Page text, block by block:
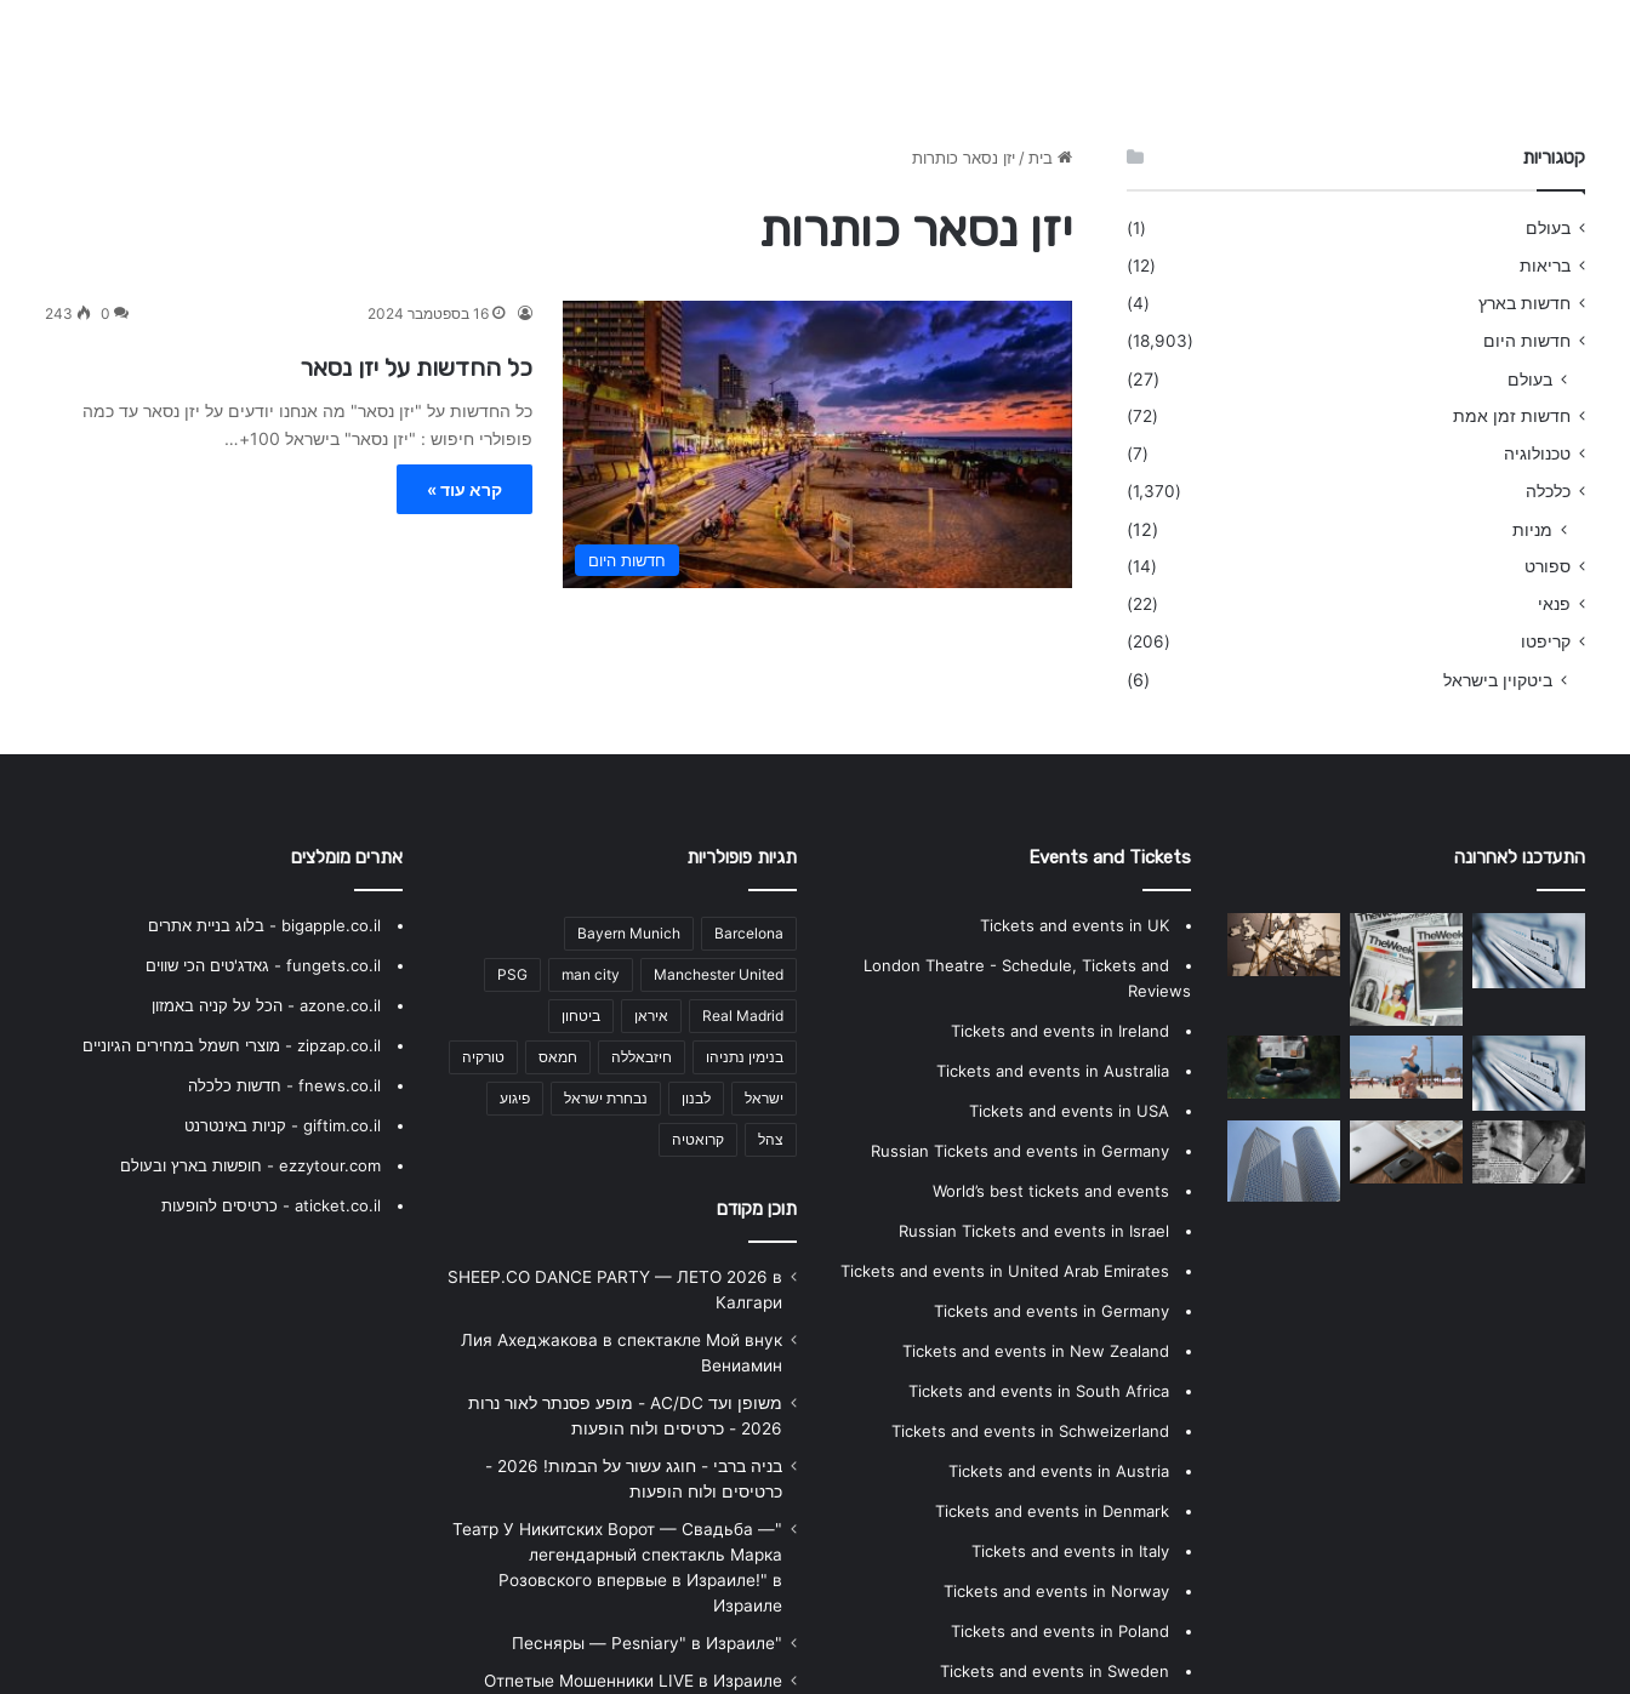
בית / יזן נסאר כותרות
יזן נסאר כותרות
חדשות היום
16 בספטמבר 2024 0
243
כל החדשות על יזן נסאר
כל החדשות על "יזן נסאר" מה אנחנו יודעים על יזן נסאר עד כמה
פופולרי חיפוש : "יזן נסאר" בישראל 100+…
קרא עוד »
קטגוריות
בעולם
(1)
בריאות
(12)
חדשות בארץ
(4)
חדשות היום
(18,903)
בעולם (27)
חדשות זמן אמת
(72)
טכנולוגיה
(7)
כלכלה
(1,370)
מניות (12)
ספורט
(14)
פנאי
(22)
קריפטו
(206)
ביטקוין בישראל (6)
התעדכנו לאחרונה Events and Tickets
Tickets and events in UK
London Theatre - Schedule, Tickets and
Reviews
Tickets and events in Ireland
Tickets and events in Australia
Tickets and events in USA
Russian Tickets and events in Germany
World’s best tickets and events
Russian Tickets and events in Israel
Tickets and events in United Arab Emirates
Tickets and events in Germany
Tickets and events in New Zealand
Tickets and events in South Africa
Tickets and events in Schweizerland
Tickets and events in Austria
Tickets and events in Denmark
Tickets and events in Italy
Tickets and events in Norway
Tickets and events in Poland
Tickets and events in Sweden
תגיות פופולריות
Barcelona
Bayern Munich
Manchester United
man city
PSG
Real Madrid איראן ביטחון
בנימין נתניהו חיזבאללה חמאס טורקיה
ישראל לבנון נבחרת ישראל פיגוע
צהל קרואטיה
תוכן מקודם
SHEEP.CO DANCE PARTY — ЛЕТО 2026 в
Калгари
Лия Ахеджакова в спектакле Мой внук
Вениамин
משופן ועד AC/DC - מופע פסנתר לאור נרות
2026 - כרטיסים ולוח הופעות
בניה ברבי - חוגג עשור על הבמות! 2026 -
כרטיסים ולוח הופעות
"Театр У Никитских Ворот — Свадьба —
легендарный спектакль Марка
Розовского впервые в Израиле!" в
Израиле
"Песняры — Pesniary" в Израиле
Отпетые Мошенники LIVE в Израиле
אתרים מומלצים
bigapple.co.il - בלוג בניית אתרים
fungets.co.il - גאדג'טים הכי שווים
azone.co.il - הכל על קניה באמזון
zipzap.co.il - מוצרי חשמל במחירים הגיוניים
fnews.co.il - חדשות כלכלה
giftim.co.il - קניות באינטרנט
ezzytour.com - חופשות בארץ ובעולם
aticket.co.il - כרטיסים להופעות